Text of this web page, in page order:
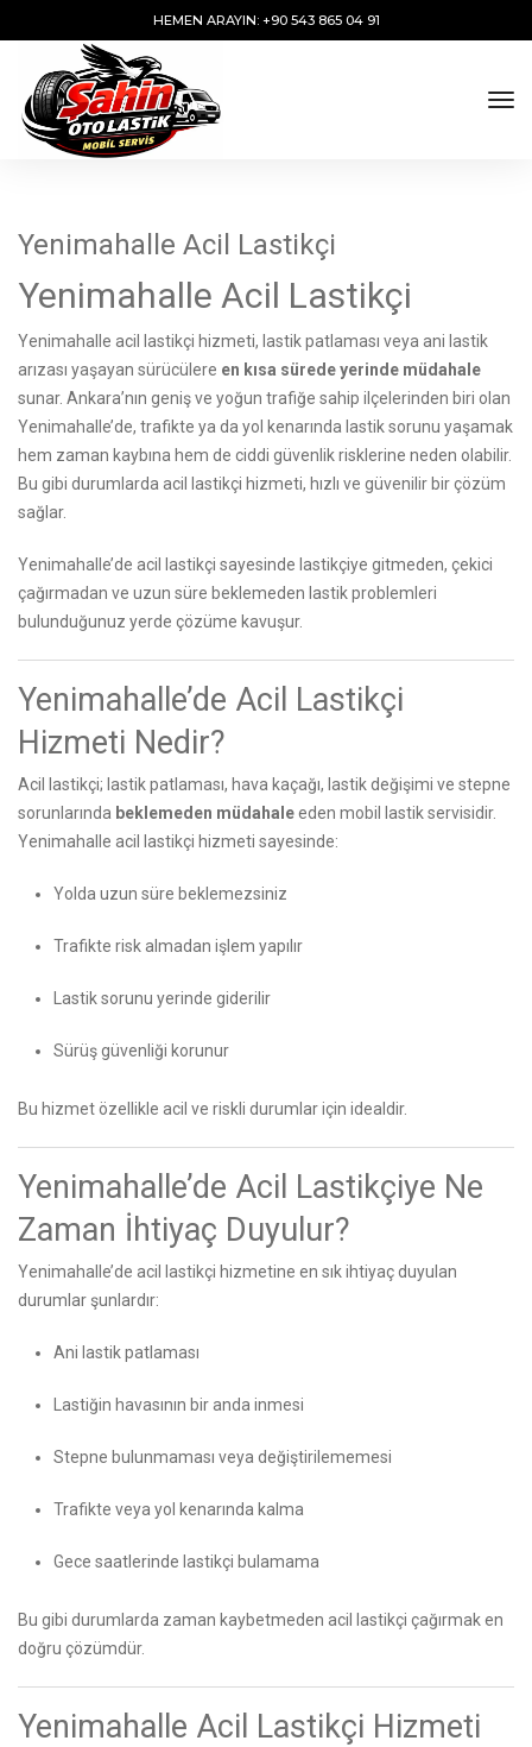
HEMEN ARAYIN: +90 543 865 04 91
Yenimahalle Acil Lastikçi
Yenimahalle Acil Lastikçi
Yenimahalle acil lastikçi hizmeti, lastik patlaması veya ani lastik
arızası yaşayan sürücülere en kısa sürede yerinde müdahale
sunar. Ankara’nın geniş ve yoğun trafiğe sahip ilçelerinden biri olan
Yenimahalle’de, trafikte ya da yol kenarında lastik sorunu yaşamak
hem zaman kaybına hem de ciddi güvenlik risklerine neden olabilir.
Bu gibi durumlarda acil lastikçi hizmeti, hızlı ve güvenilir bir çözüm
sağlar.
Yenimahalle’de acil lastikçi sayesinde lastikçiye gitmeden, çekici
çağırmadan ve uzun süre beklemeden lastik problemleri
bulunduğunuz yerde çözüme kavuşur.
Yenimahalle’de Acil Lastikçi
Hizmeti Nedir?
Acil lastikçi; lastik patlaması, hava kaçağı, lastik değişimi ve stepne
sorunlarında beklemeden müdahaleeden mobil lastik servisidir.
Yenimahalle acil lastikçi hizmeti sayesinde:
Yolda uzun süre beklemezsiniz
Trafikte risk almadan işlem yapılır
Lastik sorunu yerinde giderilir
Sürüş güvenliği korunur
Bu hizmet özellikle acil ve riskli durumlar için idealdir.
Yenimahalle’de Acil Lastikçiye Ne
Zaman İhtiyaç Duyulur?
Yenimahalle’de acil lastikçi hizmetine en sık ihtiyaç duyulan
durumlar şunlardır:
Ani lastik patlaması
Lastiğin havasının bir anda inmesi
Stepne bulunmaması veya değiştirilememesi
Trafikte veya yol kenarında kalma
Gece saatlerinde lastikçi bulamama
Bu gibi durumlarda zaman kaybetmeden acil lastikçi çağırmak en
doğru çözümdür.
Yenimahalle Acil Lastikçi Hizmeti